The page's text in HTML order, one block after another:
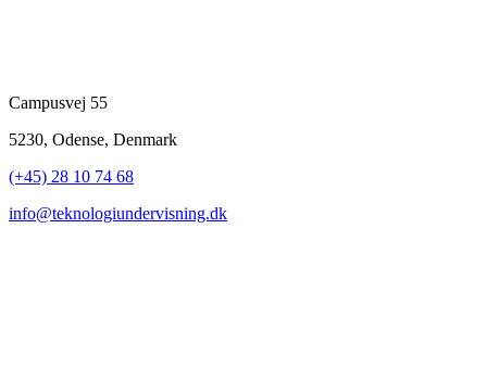
Campusvej 55
5230, Odense, Denmark
(+45) 28 10 74 68
info@teknologiundervisning.dk